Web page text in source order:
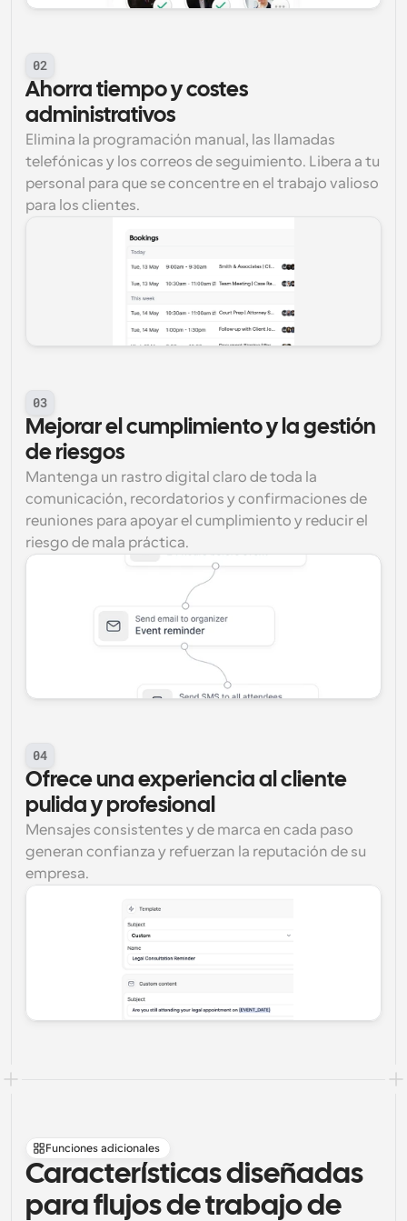
02
Ahorra tiempo y costes
administrativos
Elimina la programación manual, las llamadas
telefónicas y los correos de seguimiento. Libera a tu
personal para que se concentre en el trabajo valioso
para los clientes.
03
Mejorar el cumplimiento y la gestión
de riesgos
Mantenga un rastro digital claro de toda la
comunicación, recordatorios y confirmaciones de
reuniones para apoyar el cumplimiento y reducir el
riesgo de mala práctica.
04
Ofrece una experiencia al cliente
pulida y profesional
Mensajes consistentes y de marca en cada paso
generan confianza y refuerzan la reputación de su
empresa.
Funciones adicionales
Características diseñadas
para flujos de trabajo de